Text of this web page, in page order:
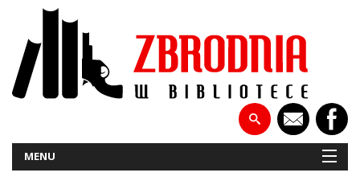
MENU